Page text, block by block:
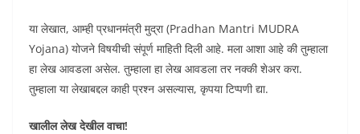
या लेखात, आम्ही प्रधानमंत्री मुद्रा (Pradhan Mantri MUDRA
Yojana) योजने विषयीची संपूर्ण माहिती दिली आहे. मला आशा आहे की तुम्हाला
हा लेख आवडला असेल. तुम्हाला हा लेख आवडला तर नक्की शेअर करा.
तुम्हाला या लेखाबद्दल काही प्रश्न असल्यास, कृपया टिप्पणी द्या.
खालील लेख देखील वाचा!